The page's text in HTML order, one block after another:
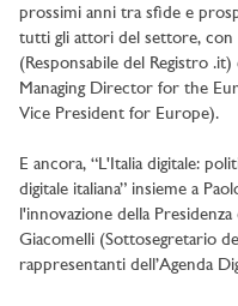
prossimi anni tra sfide e
tutti gli attori del settore, con
(Responsabile del Registro
Managing Director for the
Vice President for Europe).
E ancora, “L'Italia digitale:
digitale italiana” insieme a
l'innovazione della
Giacomelli (Sottosegretario
rappresentanti dell’Agenda